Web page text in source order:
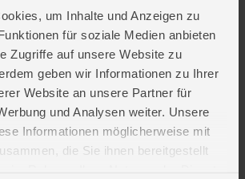
um Inhalte und Anzeigen zu
für soziale Medien anbieten
Zugriffe auf unsere Website zu
geben wir Informationen zu Ihrer
Website an unsere Partner für
und Analysen weiter. Unsere
Informationen möglicherweise mit
die Sie ihnen bereitgestellt
MULTICOLOR
Höhe ca. 29 cm
Länge ca. 5 cm
Breite ca. 14 cm
Höhe ca. 32,5 cm